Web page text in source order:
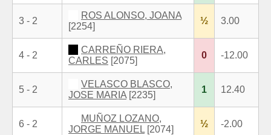
3 - 2
ROS ALONSO, JOANA
[2254]
½ 3.00
4 - 2
CARREÑO RIERA,
CARLES [2075]
0 -12.00
5 - 2
VELASCO BLASCO,
JOSE MARIA [2235]
1 12.40
6 - 2
MUÑOZ LOZANO,
JORGE MANUEL [2074]
½ -2.00